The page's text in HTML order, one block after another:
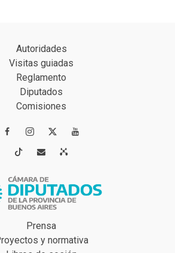
Autoridades
Visitas guiadas
Reglamento
Diputados
Comisiones
 
 
Prensa
y normativa